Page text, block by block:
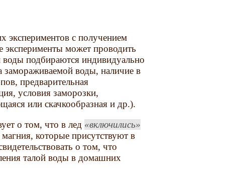
экспериментов с получением
эксперименты может проводить
подбираются индивидуально
замораживаемой воды, наличие в
предварительная
условия заморозки,
или скачкообразная и др.).
о том, что в лед
включились
которые присутствуют в
о том, что
талой воды в домашних